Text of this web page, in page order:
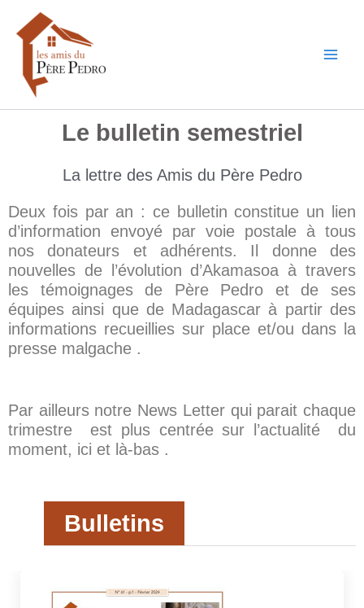
contenu
Le bulletin semestriel
La lettre des Amis du Père Pedro
Deux fois par an : ce bulletin constitue un lien
d’information envoyé par voie postale à tous
nos donateurs et adhérents. Il donne des
nouvelles de l’évolution d’Akamasoa à travers
les témoignages de Père Pedro et de ses
équipes ainsi que de Madagascar à partir des
informations recueillies sur place et/ou dans la
presse malgache .
Par ailleurs notre News Letter qui parait chaque
trimestre est plus centrée sur l’actualité du
moment, ici et là-bas .
Bulletins